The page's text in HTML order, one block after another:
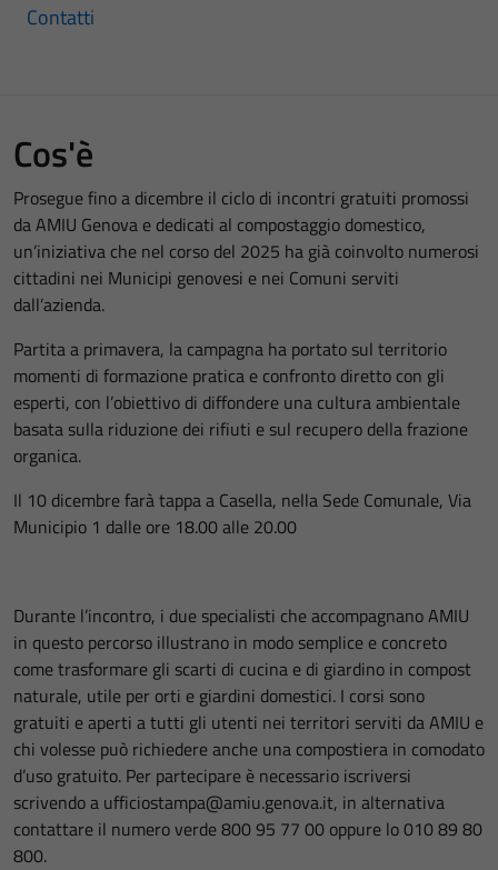
Contatti
Cos'è
Prosegue fino a dicembre il ciclo di incontri gratuiti promossi
da AMIU Genova e dedicati al compostaggio domestico,
un’iniziativa che nel corso del 2025 ha già coinvolto numerosi
cittadini nei Municipi genovesi e nei Comuni serviti
dall’azienda.
Partita a primavera, la campagna ha portato sul territorio
momenti di formazione pratica e confronto diretto con gli
esperti, con l’obiettivo di diffondere una cultura ambientale
basata sulla riduzione dei rifiuti e sul recupero della frazione
organica.
Il 10 dicembre farà tappa a Casella, nella Sede Comunale, Via
Municipio 1 dalle ore 18.00 alle 20.00
Durante l’incontro, i due specialisti che accompagnano AMIU
in questo percorso illustrano in modo semplice e concreto
come trasformare gli scarti di cucina e di giardino in compost
naturale, utile per orti e giardini domestici. I corsi sono
gratuiti e aperti a tutti gli utenti nei territori serviti da AMIU e
chi volesse può richiedere anche una compostiera in comodato
d’uso gratuito. Per partecipare è necessario iscriversi
scrivendo a ufficiostampa@amiu.genova.it, in alternativa
contattare il numero verde 800 95 77 00 oppure lo 010 89 80
800.